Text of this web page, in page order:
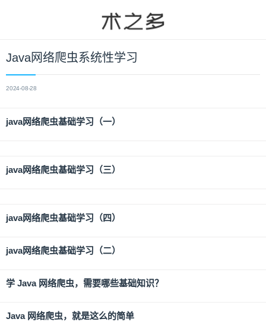
Java网络爬虫系统性学习
2024-08-28
java网络爬虫基础学习（一）
java网络爬虫基础学习（三）
java网络爬虫基础学习（四）
java网络爬虫基础学习（二）
学 Java 网络爬虫，需要哪些基础知识？
Java 网络爬虫，就是这么的简单